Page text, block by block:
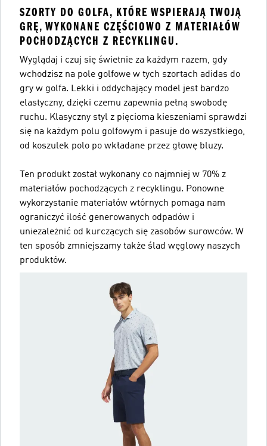
SZORTY DO GOLFA, KTÓRE WSPIERAJĄ TWOJĄ
GRĘ, WYKONANE CZĘŚCIOWO Z MATERIAŁÓW
POCHODZĄCYCH Z RECYKLINGU.
Wyglądaj i czuj się świetnie za każdym razem, gdy
wchodzisz na pole golfowe w tych szortach adidas do
gry w golfa. Lekki i oddychający model jest bardzo
elastyczny, dzięki czemu zapewnia pełną swobodę
ruchu. Klasyczny styl z pięcioma kieszeniami sprawdzi
się na każdym polu golfowym i pasuje do wszystkiego,
od koszulek polo po wkładane przez głowę bluzy.
Ten produkt został wykonany co najmniej w 70% z
materiałów pochodzących z recyklingu. Ponowne
wykorzystanie materiałów wtórnych pomaga nam
ograniczyć ilość generowanych odpadów i
uniezależnić od kurczących się zasobów surowców. W
ten sposób zmniejszamy także ślad węglowy naszych
produktów.